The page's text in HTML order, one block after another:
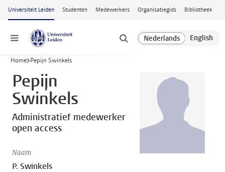
Ga naar hoofdinhoud
Universiteit Leiden Studenten Medewerkers Organisatiegids Bibliotheek
Menu
Home Pepijn Swinkels
Pepijn
Swinkels
Administratief medewerker
open access
Naam
P. Swinkels